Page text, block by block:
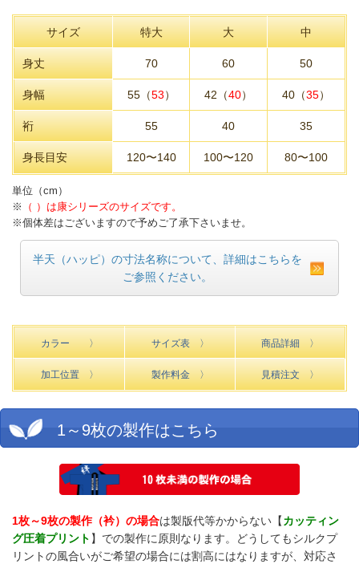
サイズ 特大 大 中
身丈 70 60 50
身幅 55（53） 42（40） 40（35）
裄 55 40 35
身長目安 120〜140 100〜120 80〜100
単位（cm）
※
（ ）は康シリーズのサイズです。
※個体差はございますので予めご了承下さいませ。
半天（ハッピ）の寸法名称について、詳細はこちらを
ご参照ください。
カラー 〉 サイズ表 〉 商品詳細 〉
加工位置 〉 製作料金 〉 見積注文 〉
1～9枚の製作はこちら
1枚～9枚の製作（衿）の場合は製版代等かからない【カッティン
グ圧着プリント 】での製作に原則なります。どうしてもシルクプ
リントの風合いがご希望の場合には割高にはなりますが、対応さ